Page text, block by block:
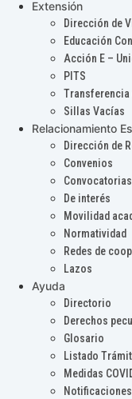
Extensión
Dirección de
Educación
Acción E –
PITS
Transferencia
Sillas Vacías
Relacionamiento
Dirección de
Convenios
De interés
Movilidad
Normatividad
Redes de
Lazos
Ayuda
Directorio
Derechos
Glosario
Listado
Medidas